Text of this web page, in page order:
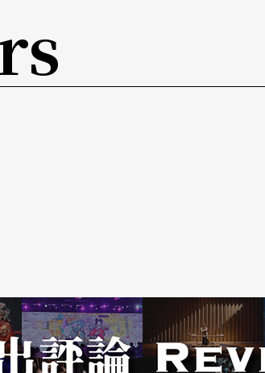
劇場》（experimental theatre）一書中
論是音樂、戲劇或舞蹈性質的南方表演
和創新的精神，尋求不同的管道來活化
表演團體更多新的藝術資訊刺激，激發